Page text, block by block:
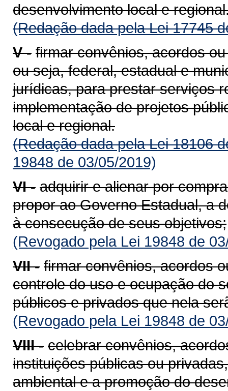
desenvolvimento local e
(Redação dada pela Lei 17745
V - firmar convênios, acordos
ou seja, federal, estadual e
jurídicas, para prestar serviços
implementação de projetos
local e regional.
(Redação dada pela Lei 18106
19848 de 03/05/2019)
VI - adquirir e alienar por
propor ao Governo Estadual, a
à consecução de seus objetivos;
(Revogado pela Lei 19848 de
VII - firmar convênios, acordos
controle do uso e ocupação do
públicos e privados que nela
(Revogado pela Lei 19848 de
VIII - celebrar convênios,
instituições públicas ou
ambiental e a promoção do